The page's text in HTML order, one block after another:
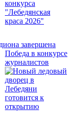
завершена
Победа в конкурсе
журналистов